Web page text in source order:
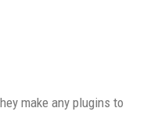
make any plugins to